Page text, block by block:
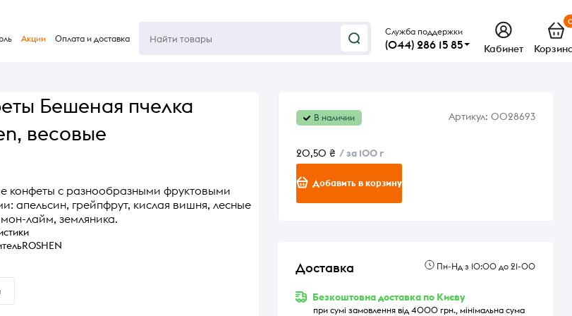
Акции Оплата и доставка
Служба поддержки
(044) 286 15 85 Кабинет
Бешеная пчелка
весовые
конфеты с разнообразными фруктовыми
апельсин, грейпфрут, кислая вишня, лесные
лайм, земляника.
ROSHEN
В наличии Артикул: 0028693
20,50 ₴ / за 100 г
Добавить в корзину
Доставка Пн-Нд з 10:00 до 21-00
Безкоштовна доставка по Києву
при сумі замовлення від 4000 грн., мінімальна сума